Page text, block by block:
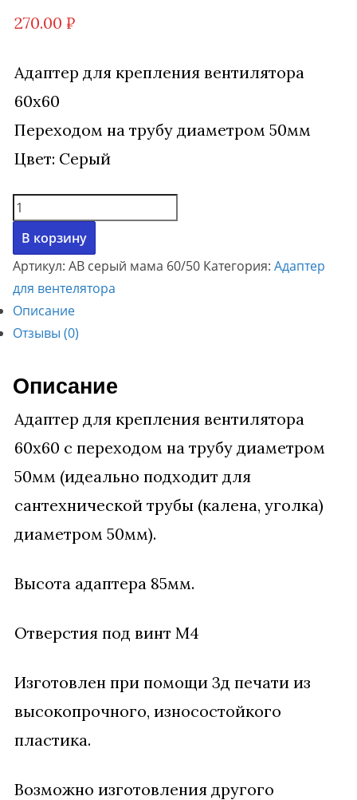
270.00 ₽
Адаптер для крепления вентилятора
60х60
Переходом на трубу диаметром 50мм
Цвет: Серый
Количество
товара
Адаптер,
крепление
для
вентилятора
60х60.
на
трубу.
В корзину
Артикул: АВ серый мама 60/50 Категория: Адаптер
для вентелятора
Описание
Отзывы (0)
Описание
Адаптер для крепления вентилятора
60х60 с переходом на трубу диаметром
50мм (идеально подходит для
сантехнической трубы (калена, уголка)
диаметром 50мм).
Высота адаптера 85мм.
Отверстия под винт М4
Изготовлен при помощи 3д печати из
высокопрочного, износостойкого
пластика.
Возможно изготовления другого